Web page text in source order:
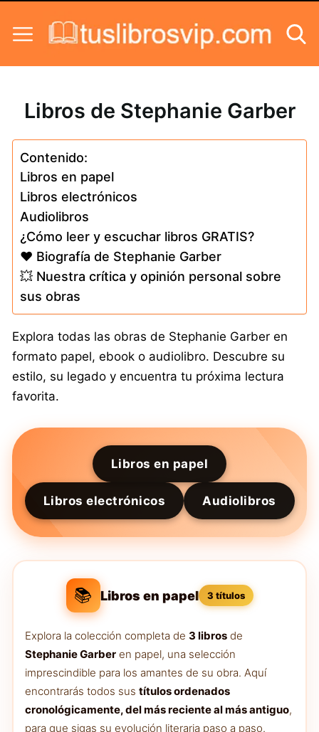
Libros de Stephanie Garber
Contenido:
Libros en papel
Libros electrónicos
Audiolibros
¿Cómo leer y escuchar libros GRATIS?
❤️ Biografía de Stephanie Garber
💥 Nuestra crítica y opinión personal sobre
sus obras
Explora todas las obras de Stephanie Garber en
formato papel, ebook o audiolibro. Descubre su
estilo, su legado y encuentra tu próxima lectura
favorita.
Libros en papel
Libros electrónicos Audiolibros
📚 Libros en papel 3 títulos
Explora la colección completa de 3 libros de
Stephanie Garber en papel, una selección
imprescindible para los amantes de su obra. Aquí
encontrarás todos sus títulos ordenados
cronológicamente, del más reciente al más antiguo,
para que sigas su evolución literaria paso a paso.